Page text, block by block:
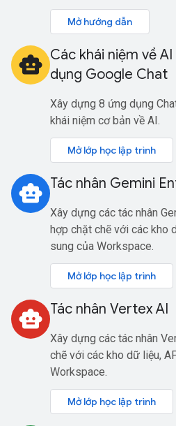
Mở hướng dẫn
smart_toy Các khái niệm về
dụng Google Chat
Xây dựng 8 ứng dụng
khái niệm cơ bản về AI.
Mở lớp học lập trình
smart_toy Tác nhân Gemini
Xây dựng các tác nhân
hợp chặt chẽ với các kho
sung của Workspace.
Mở lớp học lập trình
smart_toy Tác nhân Vertex AI
Xây dựng các tác nhân
chẽ với các kho dữ liệu,
Workspace.
Mở lớp học lập trình